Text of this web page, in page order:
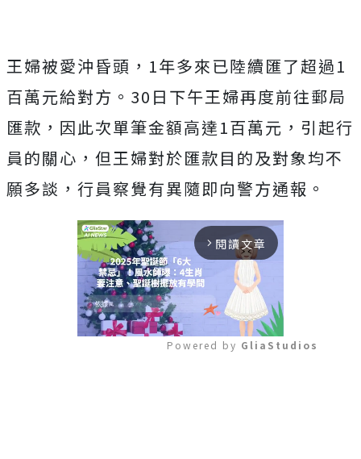
王婦被愛沖昏頭，1年多來已陸續匯了超過1
百萬元給對方。30日下午王婦再度前往郵局
匯款，因此次單筆金額高達1百萬元，引起行
員的關心，但王婦對於匯款目的及對象均不
願多談，行員察覺有異隨即向警方通報。
arrow_forward_ios 閱讀文章
Powered by GliaStudios